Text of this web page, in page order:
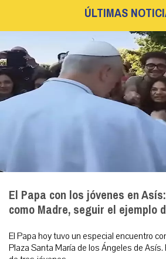
ÚLTIMAS
El Papa con los jóvenes en
como Madre, seguir el ejemplo
El Papa hoy tuvo un especial encuentro
Plaza Santa María de los Ángeles de